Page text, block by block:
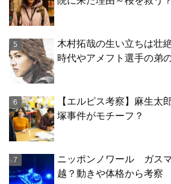
木村拓哉の生い立ちは壮
時代やアメフト選手の弟
【エルピス考察】麻生太
塚事件がモチーフ？
ニッポンノワール ガス
越？動きや体格から考察